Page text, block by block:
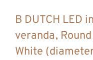
B DUTCH LED
veranda,
White